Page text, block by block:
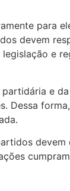
para
devem
e
e
Dessa
devem